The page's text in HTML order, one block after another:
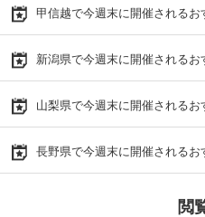
甲信越で今週末に開催されるお
新潟県で今週末に開催されるお
山梨県で今週末に開催されるお
長野県で今週末に開催されるお
閲